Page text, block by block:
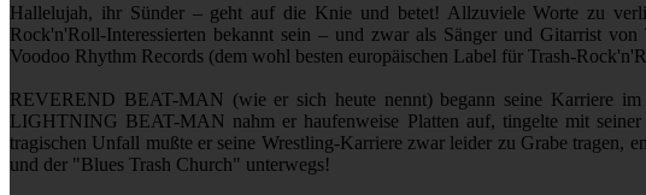
Hallelujah, ihr Sünder – geht auf die Knie und betet! Allzuviele Worte zu
Rock'n'Roll-Interessierten bekannt sein – und zwar als Sänger und Gitarrist
Voodoo Rhythm Records (dem wohl besten europäischen Label für Trash-
REVEREND BEAT-MAN (wie er sich heute nennt) begann seine Karriere
LIGHTNING BEAT-MAN nahm er haufenweise Platten auf, tingelte mit
tragischen Unfall mußte er seine Wrestling-Karriere zwar leider zu Grabe
und der "Blues Trash Church" unterwegs!